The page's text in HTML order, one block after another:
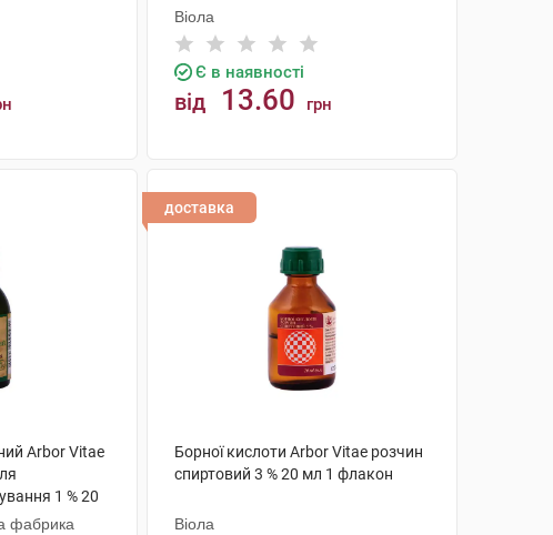
Віола
Є в наявності
від 13.60 грн
Arbor Vitae
1 % 20
фабрика
доставка
Борної кислоти Arbor Vitae розчин
спиртовий 3 % 20 мл 1 флакон
Віола